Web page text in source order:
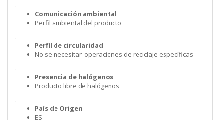
.
Comunicación ambiental
Perfil ambiental del producto
.
Perfil de circularidad
No se necesitan operaciones de reciclaje específicas
.
Presencia de halógenos
Producto libre de halógenos
.
País de Origen
ES